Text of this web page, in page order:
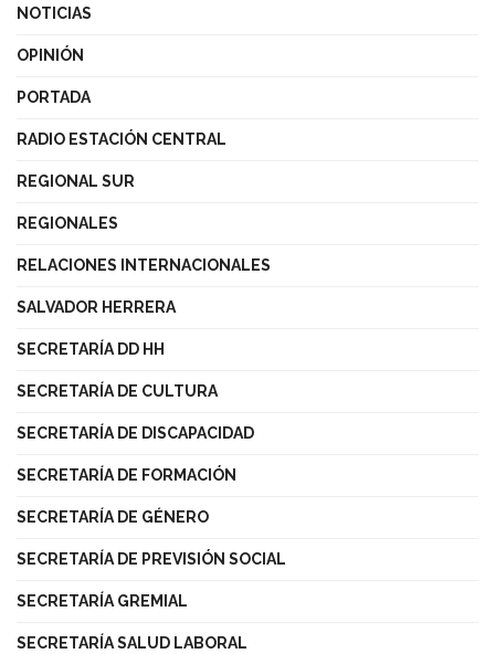
NOTICIAS
OPINIÓN
PORTADA
RADIO ESTACIÓN CENTRAL
REGIONAL SUR
REGIONALES
RELACIONES INTERNACIONALES
SALVADOR HERRERA
SECRETARÍA DD HH
SECRETARÍA DE CULTURA
SECRETARÍA DE DISCAPACIDAD
SECRETARÍA DE FORMACIÓN
SECRETARÍA DE GÉNERO
SECRETARÍA DE PREVISIÓN SOCIAL
SECRETARÍA GREMIAL
SECRETARÍA SALUD LABORAL